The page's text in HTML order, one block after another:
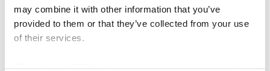
may combine it with other information that you’ve
provided to them or that they’ve collected from your use
of their services.
Dit contactformulier is uitdrukkelijk niet
bedoeld voor acquisitie door bedrijven of
organisaties met commerciële